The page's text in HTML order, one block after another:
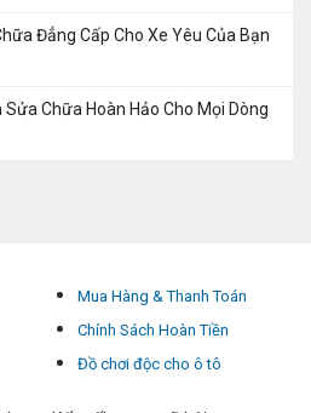
Đẳng Cấp Cho Xe Yêu Của Bạn
Sửa Chữa Hoàn Hảo Cho Mọi Dòng
Mua Hàng & Thanh Toán
Chính Sách Hoàn Tiền
Đồ chơi độc cho ô tô